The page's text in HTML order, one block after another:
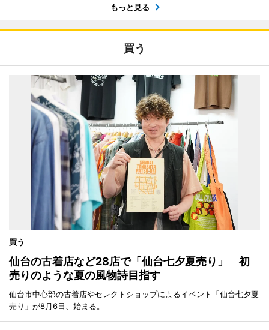
もっと見る
買う
買う
仙台の古着店など28店で「仙台七夕夏売り」 初
売りのような夏の風物詩目指す
仙台市中心部の古着店やセレクトショップによるイベント「仙台七夕夏
売り」が8月6日、始まる。